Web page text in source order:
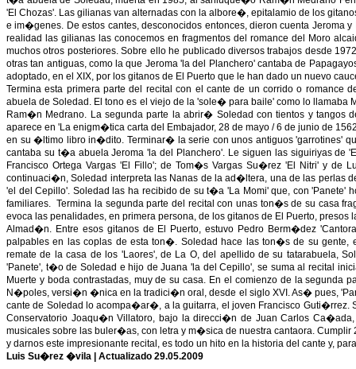
'El Chozas'. Las gilianas van alternadas con la albore�, epitalamio de los
e im�genes. De estos cantes, desconocidos entonces, dieron cuenta Jeroma
realidad las gilianas las conocemos en fragmentos del romance del Moro
muchos otros posteriores. Sobre ello he publicado diversos trabajos desde
otras tan antiguas, como la que Jeroma 'la del Planchero' cantaba de
adoptado, en el XIX, por los gitanos de El Puerto que le han dado un nuevo
Termina esta primera parte del recital con el cante de un corrido o
abuela de Soledad. El tono es el viejo de la 'sole� para baile' como lo llamaba
Ram�n Medrano. La segunda parte la abrir� Soledad con tientos y tangos
aparece en 'La enigm�tica carta del Embajador, 28 de mayo / 6 de junio de
en su �ltimo libro in�dito. Terminar� la serie con unos antiguos 'garrotines'
cantaba su t�a abuela Jeroma 'la del Planchero'. Le siguen las siguiriyas
Francisco Ortega Vargas 'El Fillo'; de Tom�s Vargas Su�rez 'El Nitri' y
continuaci�n, Soledad interpreta las Nanas de la ad�ltera, una de las perlas
'el del Cepillo'. Soledad las ha recibido de su t�a 'La Momi' que, con
familiares. Termina la segunda parte del recital con unas ton�s de su casa
evoca las penalidades, en primera persona, de los gitanos de El Puerto,
Almad�n. Entre esos gitanos de El Puerto, estuvo Pedro Berm�dez
palpables en las coplas de esta ton�. Soledad hace las ton�s de su gente,
remate de la casa de los 'Laores', de La O, del apellido de su tatarabuela,
'Panete', t�o de Soledad e hijo de Juana 'la del Cepillo', se suma al recital
Muerte y boda contrastadas, muy de su casa. En el comienzo de la segunda
N�poles, versi�n �nica en la tradici�n oral, desde el siglo XVI. As� pues,
cante de Soledad lo acompa�ar�, a la guitarra, el joven Francisco Guti�rrez.
Conservatorio Joaqu�n Villatoro, bajo la direcci�n de Juan Carlos
musicales sobre las buler�as, con letra y m�sica de nuestra cantaora.
y darnos este impresionante recital, es todo un hito en la historia del cante y,
Luis Su�rez �vila | Actualizado 29.05.2009